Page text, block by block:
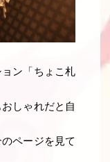
ン「ちょこ札
しゃれだと自
のページを見て